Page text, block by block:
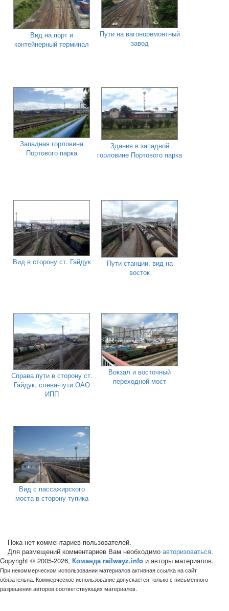
Вид на порт и
контейнерный терминал
Пути на вагоноремонтный
завод
Западная горловина
Портового парка
Здания в западной
горловине Портового парка
Вид в сторону ст. Гайдук
Пути станции, вид на
восток
Справа пути в сторону ст.
Гайдук, слева-пути ОАО
ИПП
Вокзал и восточный
переходной мост
Вид с пассажирского
моста в сторону тупика
Пока нет комментариев пользователей.
Для размещений комментариев Вам необходимо авторизоваться.
Copyright © 2005-2026, Команда railwayz.info и авторы материалов.
При некоммерческом использовании материалов активная ссылка на сайт
обязательна. Коммерческое использование допускается только с письменного
разрешения авторов соответствующих материалов.